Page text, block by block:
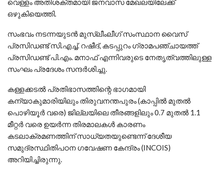
വെള്ളം അതിശക്തമായി ജനവാസ മേഖലയിലേക്ക്
ഒഴുകിയെത്തി.
​സംഭവം നടന്നയുടൻ മുസ്ലീംലീഗ് സംസ്ഥാന വൈസ്
പ്രസിഡണ്ട് സി.എച്ച്. റഷീദ്, കടപ്പുറം ഗ്രാമപഞ്ചായത്ത്
പ്രസിഡണ്ട് പി.എം. മനാഫ് എന്നിവരുടെ നേതൃത്വത്തിലുള്ള
സംഘം പ്രദേശം സന്ദർശിച്ചു.
കള്ളക്കടൽ പ്രതിഭാസത്തിന്റെ ഭാഗമായി
കന്യാകുമാരിയിലും തിരുവനന്തപുരം (കാപ്പിൽ മുതൽ
പൊഴിയൂർ വരെ) ജില്ലയിലെ തീരങ്ങളിലും 0.7 മുതൽ 1.1
മീറ്റർ വരെ ഉയർന്ന തിരമാലകൾ കാരണം
കടലാക്രമണത്തിന് സാധ്യതയുണ്ടെന്ന് ദേശീയ
സമുദ്രസ്ഥിതിപഠന ഗവേഷണ കേന്ദ്രം (INCOIS)
അറിയിച്ചിരുന്നു.